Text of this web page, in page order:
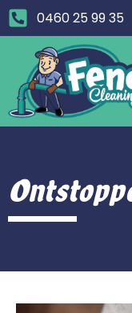
0460 25 99 35